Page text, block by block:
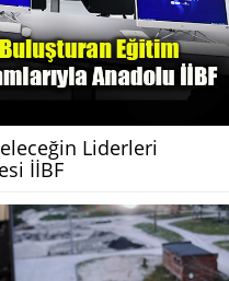
Liderleri
İİBF